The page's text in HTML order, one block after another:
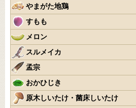
やまがた地鶏
すもも
メロン
スルメイカ
孟宗
おかひじき
原木しいたけ・菌床しいたけ